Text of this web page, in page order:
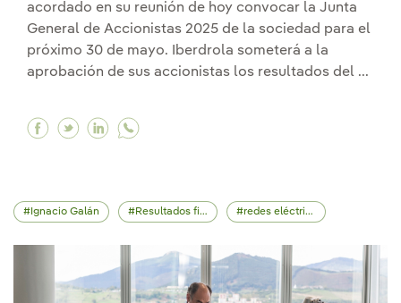
acordado en su reunión de hoy convocar la Junta
General de Accionistas 2025 de la sociedad para el
próximo 30 de mayo. Iberdrola someterá a la
aprobación de sus accionistas los resultados del ...
Facebook Iberdrola convoca su Junta
Twitter Iberdrola convoca su Junta
Linkedin Iberdrola convoca su Junta
Ignacio Galán Resultados financieros redes eléctricas